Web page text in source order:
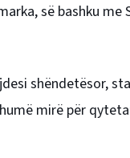
së bashku me
shëndetësor,
mirë për